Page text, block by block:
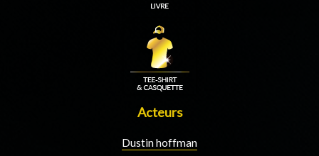
Acteurs
Dustin hoffman